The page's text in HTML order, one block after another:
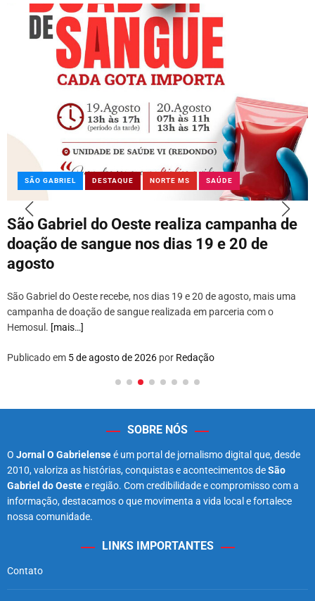
SÃO GABRIEL DESTAQUE NORTE MS SAÚDE
São Gabriel do Oeste realiza campanha de
doação de sangue nos dias 19 e 20 de
agosto
São Gabriel do Oeste recebe, nos dias 19 e 20 de agosto, mais uma
campanha de doação de sangue realizada em parceria com o
Hemosul. [mais…]
Publicado em 5 de agosto de 2026 por Redação
SOBRE NÓS
O Jornal O Gabrielenseé um portal de jornalismo digital que, desde
2010, valoriza as histórias, conquistas e acontecimentos deSão
Gabriel do Oestee região. Com credibilidade e compromisso com a
informação, destacamos o que movimenta a vida local e fortalece
nossa comunidade.
LINKS IMPORTANTES
Contato